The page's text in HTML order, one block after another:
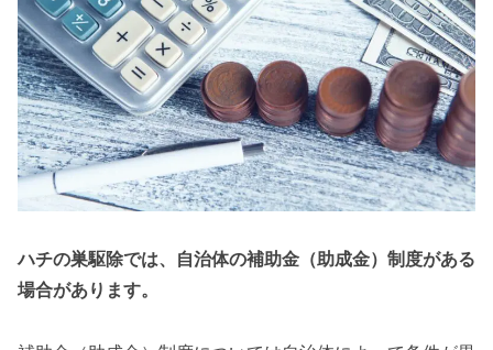
ハチの巣駆除では、自治体の補助金（助成金）制度がある
場合があります。